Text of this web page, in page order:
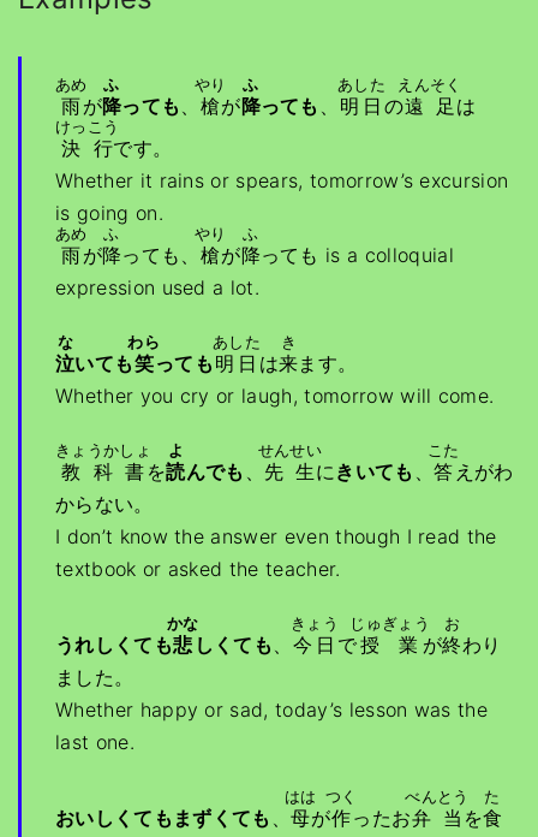
雨
あめ
が降
ふ
っても 、 槍
やり
が降
ふ
っても 、 明日
あした
の遠足
えんそく
は
決行
けっこう
です。
Whether it rains or spears, tomorrow’s excursion
is going on.
雨
あめ
が降
ふ
っても、 槍
やり
が降
ふ
っても is a colloquial
expression used a lot.
泣
な
いても笑
わら
っても 明日
あした
は来
き
ます。
Whether you cry or laugh, tomorrow will come.
教科書
きょうかしょ
を読
よ
んでも 、 先生
せんせい
にきいても 、 答
こた
えがわ
からない。
I don’t know the answer even though I read the
textbook or asked the teacher.
うれしくても悲
かな
しくても 、 今日
きょう
で授業
じゅぎょう
が終
お
わり
ました。
Whether happy or sad, today’s lesson was the
last one.
おいしくてもまずくても 、 母
はは
が作
つく
ったお弁当
べんとう
を食
た